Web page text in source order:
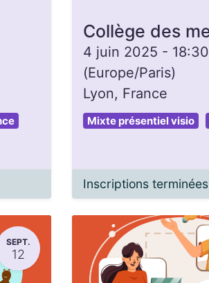
4 juin 2025 - 18:30
(Europe/Paris)
Lyon, France
Mixte présentiel visio
Inscriptions terminées
SEPT.
12